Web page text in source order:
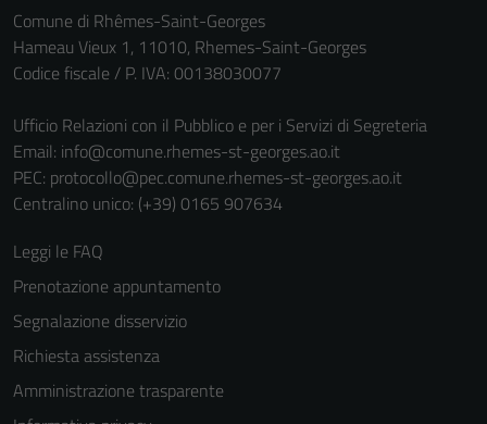
Comune di Rhêmes-Saint-Georges
Hameau Vieux 1, 11010, Rhemes-Saint-Georges
Codice fiscale / P. IVA: 00138030077
Ufficio Relazioni con il Pubblico e per i Servizi di Segreteria
Email: info@comune.rhemes-st-georges.ao.it
PEC: protocollo@pec.comune.rhemes-st-georges.ao.it
Centralino unico: (+39) 0165 907634
Leggi le FAQ
Prenotazione appuntamento
Segnalazione disservizio
Richiesta assistenza
Amministrazione trasparente